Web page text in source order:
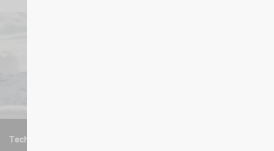
TechnoAlpin Austria GmbH